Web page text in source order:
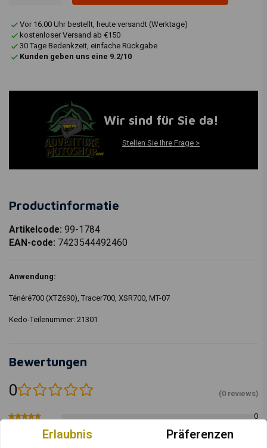
Vor 16:00 Uhr bestellt, heute versandt (Werktage)
kostenloser Versand ab €150
30 Tage Bedenkzeit, einfache Rückgabe
Kunden geben uns eine 9.2/10
Wir sind für Sie da!
Stellen Sie Ihre Frage >
Productinformatie
Artikelcode: 99-1784
EAN-code: 7423544492460
Anwendung:
Ténéré700 (XTZ690), Tracer700, XSR700, MT-07
Kedo-Teilenummer: 21301
Bewertungen
0 (0 reviews)
0
Erlaubnis Präferenzen